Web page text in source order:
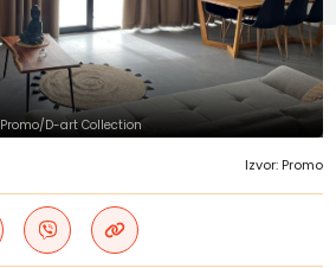
Promo/D-art Collection
Izvor: Promo